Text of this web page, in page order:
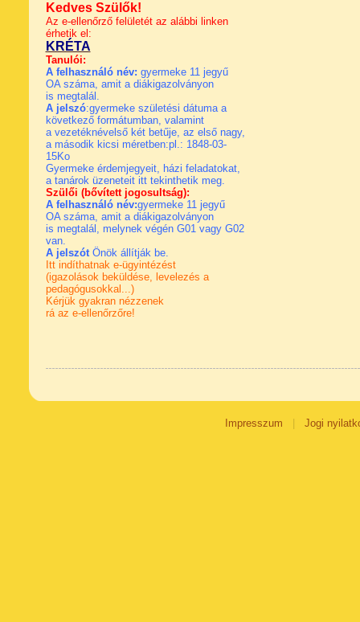
Kedves Szülők!
Az e-ellenőrző felületét az alábbi linken
érhetik el:
KRÉTA
Tanulói:
A felhasználó név: gyermeke 11 jegyű
OA száma, amit a diákigazolványon
is megtalál.
A jelszó:gyermeke születési dátuma a
következő formátumban, valamint
a vezetéknévelső két betűje, az első nagy,
a második kicsi méretben:pl.: 1848-03-
15Ko
Gyermeke érdemjegyeit, házi feladatokat,
a tanárok üzeneteit itt tekinthetik meg.
Szülői (bővített jogosultság):
A felhasználó név:gyermeke 11 jegyű
OA száma, amit a diákigazolványon
is megtalál, melynek végén G01 vagy G02
van.
A jelszótÖnök állítják be.
Itt indíthatnak e-ügyintézést
(igazolások beküldése, levelezés a
pedagógusokkal...)
Kérjük gyakran nézzenek
rá az e-ellenőrzőre!
Impresszum Jogi